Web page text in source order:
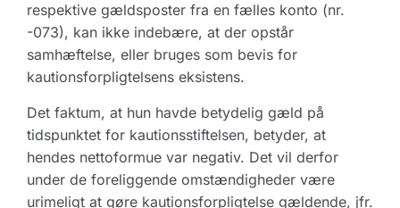
respektive gældsposter fra en fælles konto (nr.
-073), kan ikke indebære, at der opstår
samhæftelse, eller bruges som bevis for
kautionsforpligtelsens eksistens.
Det faktum, at hun havde betydelig gæld på
tidspunktet for kautionsstiftelsen, betyder, at
hendes nettoformue var negativ. Det vil derfor
under de foreliggende omstændigheder være
urimeligt at gøre kautionsforpligtelse gældende, jfr.